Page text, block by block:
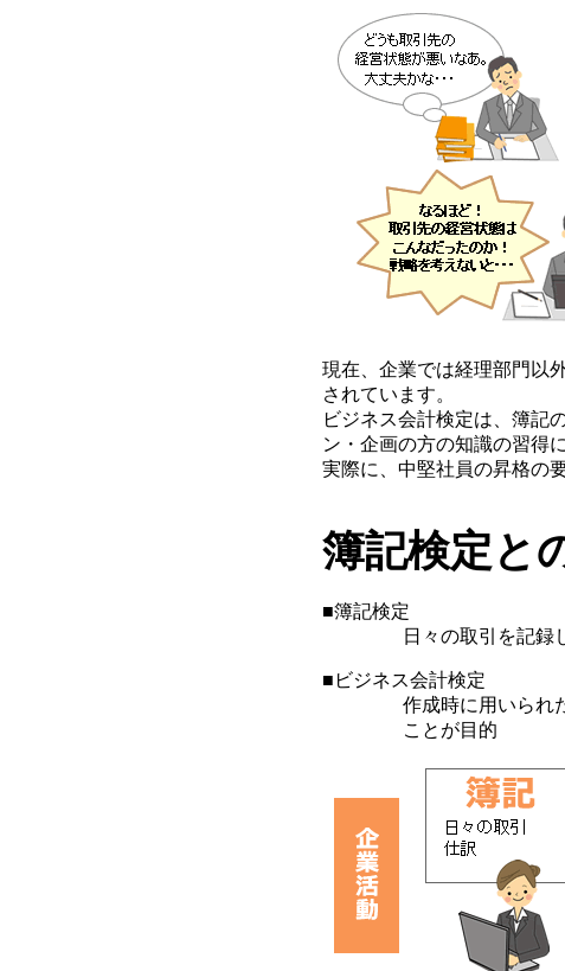
現在、企業では経理部門以
されています。
ビジネス会計検定は、簿記
ン・企画の方の知識の習得
実際に、中堅社員の昇格の
簿記検定と
■簿記検定
日々の取引を記録し、
■ビジネス会計検定
作成時に用いられた会
ことが目的